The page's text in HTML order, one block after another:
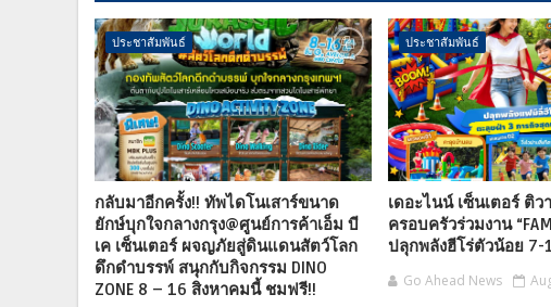
ประชาสัมพันธ์
กลับมาอีกครั้ง!! ทัพไดโนเสาร์ขนาด
ยักษ์บุกใจกลางกรุง@ศูนย์การค้าเอ็ม บี
เค เซ็นเตอร์ ผจญภัยสู่ดินแดนสัตว์โลก
ดึกดำบรรพ์ สนุกกับกิจกรรม DINO
ZONE 8 – 16 สิงหาคมนี้ ชมฟรี!!
ประชาสัมพันธ์
เดอะไนน์ เซ็นเตอร์ ติ
ครอบครัวร่วมงาน
ปลุกพลังฮีโร่ตัวน้อย 7-
Go Ahead News